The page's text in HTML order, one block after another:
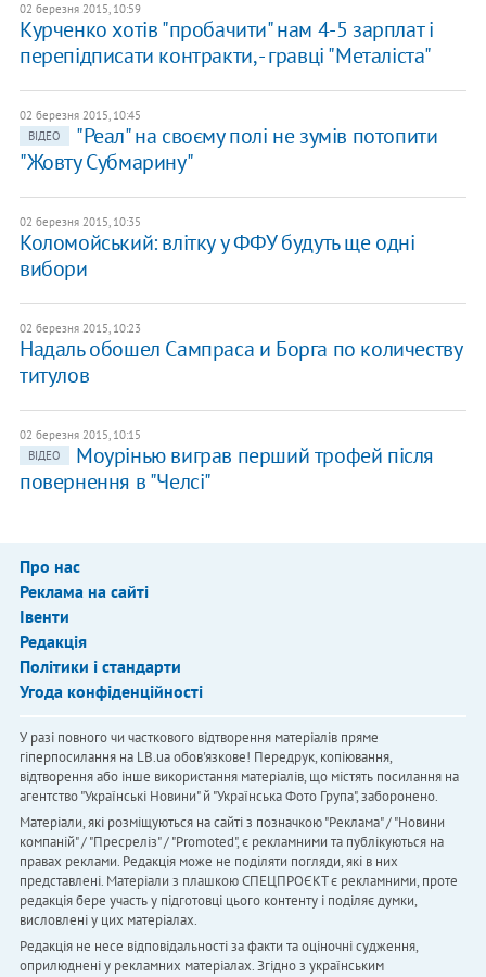
02 березня 2015, 10:59
Курченко хотів "пробачити" нам 4-5 зарплат і
перепідписати контракти, - гравці "Металіста"
02 березня 2015, 10:45
ВІДЕО
"Реал" на своєму полі не зумів потопити
"Жовту Субмарину"
02 березня 2015, 10:35
Коломойський: влітку у ФФУ будуть ще одні
вибори
02 березня 2015, 10:23
Надаль обошел Сампраса и Борга по количеству
титулов
02 березня 2015, 10:15
ВІДЕО
Моурінью виграв перший трофей після
повернення в "Челсі"
Про нас
Реклама на сайті
Івенти
Редакція
Політики і стандарти
Угода конфіденційності
У разі повного чи часткового відтворення матеріалів пряме
гіперпосилання на LB.ua обов'язкове! Передрук, копіювання,
відтворення або інше використання матеріалів, що містять посилання на
агентство "Українськi Новини" й "Українська Фото Група", заборонено.
Матеріали, які розміщуються на сайті з позначкою "Реклама" / "Новини
компаній" / "Пресреліз" / "Promoted", є рекламними та публікуються на
правах реклами. Редакція може не поділяти погляди, які в них
представлені. Матеріали з плашкою СПЕЦПРОЄКТ є рекламними, проте
редакція бере участь у підготовці цього контенту і поділяє думки,
висловлені у цих матеріалах.
Редакція не несе відповідальності за факти та оціночні судження,
оприлюднені у рекламних матеріалах. Згідно з українським